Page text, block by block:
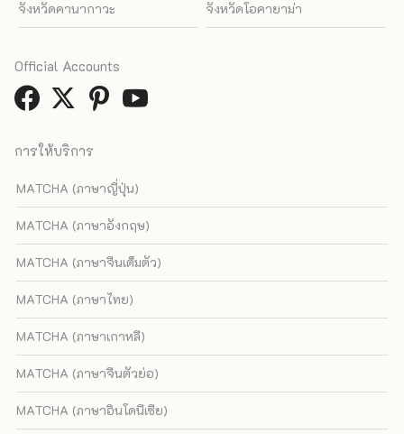
จังหวัดคานากาวะ จังหวัดโอคายาม่า
การให้บริการ
MATCHA (ภาษาญี่ปุ่น)
MATCHA (ภาษาอังกฤษ)
MATCHA (ภาษาจีนเต็มตัว)
MATCHA (ภาษาไทย)
MATCHA (ภาษาเกาหลี)
MATCHA (ภาษาจีนตัวย่อ)
MATCHA (ภาษาอินโดนีเซีย)
Official Accounts